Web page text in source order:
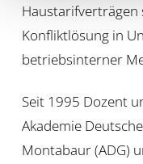
Haustarifverträgen
Konfliktlösung in
betriebsinterner
Seit 1995 Dozent
Akademie
Montabaur (ADG)